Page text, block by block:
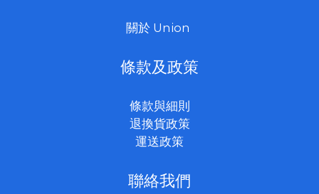
關於 Union
條款及政策
條款與細則
退換貨政策
運送政策
聯絡我們